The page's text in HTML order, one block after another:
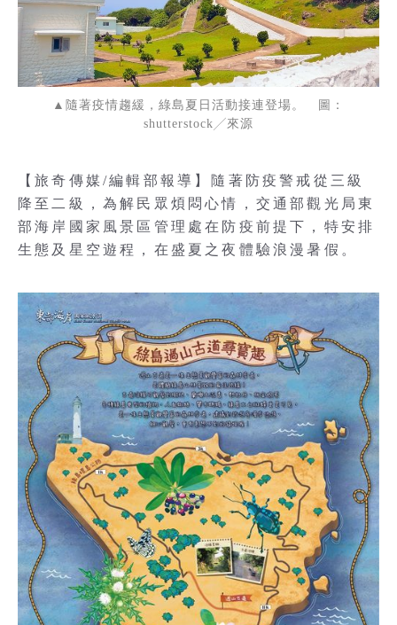
▲隨著疫情趨緩，綠島夏日活動接連登場。 圖：
shutterstock╱來源
【旅奇傳媒/編輯部報導】隨著防疫警戒從三級
降至二級，為解民眾煩悶心情，交通部觀光局東
部海岸國家風景區管理處在防疫前提下，特安排
生態及星空遊程，在盛夏之夜體驗浪漫暑假。